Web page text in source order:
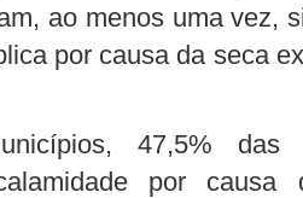
ao menos uma vez,
por causa da seca
47,5%
por causa